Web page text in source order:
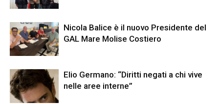
Nicola Balice è il nuovo Presidente del
GAL Mare Molise Costiero
Elio Germano: “Diritti negati a chi vive
nelle aree interne”